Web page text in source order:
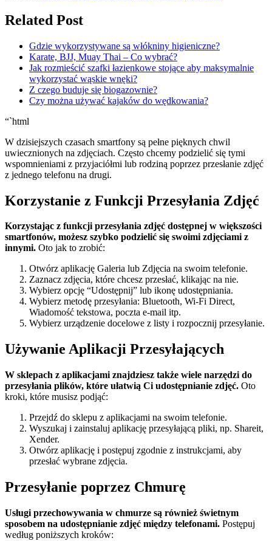
Related Post
Gdzie wykorzystywane są włókniny higieniczne?
Karate, BJJ, Muay Thai – Co wybrać?
Jak rozmieścić szafki łazienkowe stojące aby maksymalnie
wykorzystać wąskie wnęki?
Z czego buduje się biogazownie?
Czy można używać kajaków do wędkowania?
“`html
W dzisiejszych czasach smartfony są pełne pięknych chwil
uwiecznionych na zdjęciach. Często chcemy podzielić się tymi
wspomnieniami z przyjaciółmi lub rodziną poprzez przesłanie zdjęć
z jednego telefonu na drugi.
Korzystanie z Funkcji Przesyłania Zdjęć
Korzystając z funkcji przesyłania zdjęć dostępnej w większości
smartfonów, możesz szybko podzielić się swoimi zdjęciami z
innymi. Oto jak to zrobić:
Otwórz aplikację Galeria lub Zdjęcia na swoim telefonie.
Zaznacz zdjęcia, które chcesz przesłać, klikając na nie.
Wybierz opcję “Udostępnij” lub ikonę udostępniania.
Wybierz metodę przesyłania: Bluetooth, Wi-Fi Direct,
Wiadomość tekstowa, poczta e-mail itp.
Wybierz urządzenie docelowe z listy i rozpocznij przesyłanie.
Używanie Aplikacji Przesyłających
W sklepach z aplikacjami znajdziesz także wiele narzędzi do
przesyłania plików, które ułatwią Ci udostępnianie zdjęć. Oto
kroki, które musisz podjąć:
Przejdź do sklepu z aplikacjami na swoim telefonie.
Wyszukaj i zainstaluj aplikację przesyłającą pliki, np. Shareit,
Xender.
Otwórz aplikację i postępuj zgodnie z instrukcjami, aby
przesłać wybrane zdjęcia.
Przesyłanie poprzez Chmurę
Usługi przechowywania w chmurze są również świetnym
sposobem na udostępnianie zdjęć między telefonami. Postępuj
według poniższych kroków: